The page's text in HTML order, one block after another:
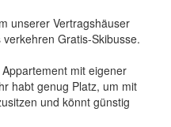
unserer Vertragshäuser
Gratis-Skibusse.
mit eigener
habt genug Platz, um mit
und könnt günstig